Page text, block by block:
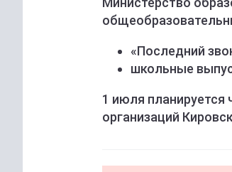
«Последний
школьные
1 июля
организаций